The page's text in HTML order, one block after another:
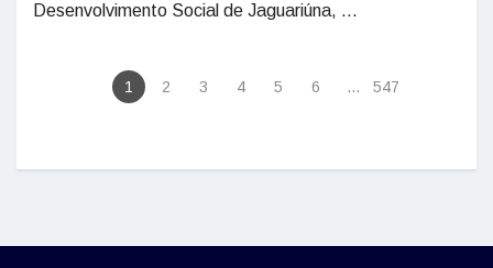
Desenvolvimento Social de Jaguariúna, ...
1 2 3 4 5 6 ... 547